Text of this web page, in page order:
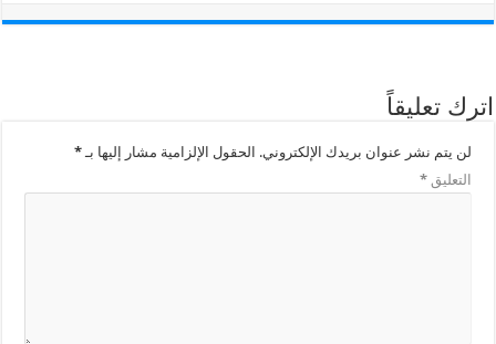
اترك تعليقاً
لن يتم نشر عنوان بريدك الإلكتروني. الحقول الإلزامية مشار إليها بـ*
التعليق*